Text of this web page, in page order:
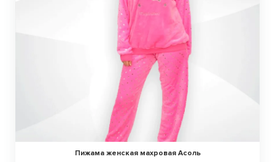
Пижама женская махровая Асоль